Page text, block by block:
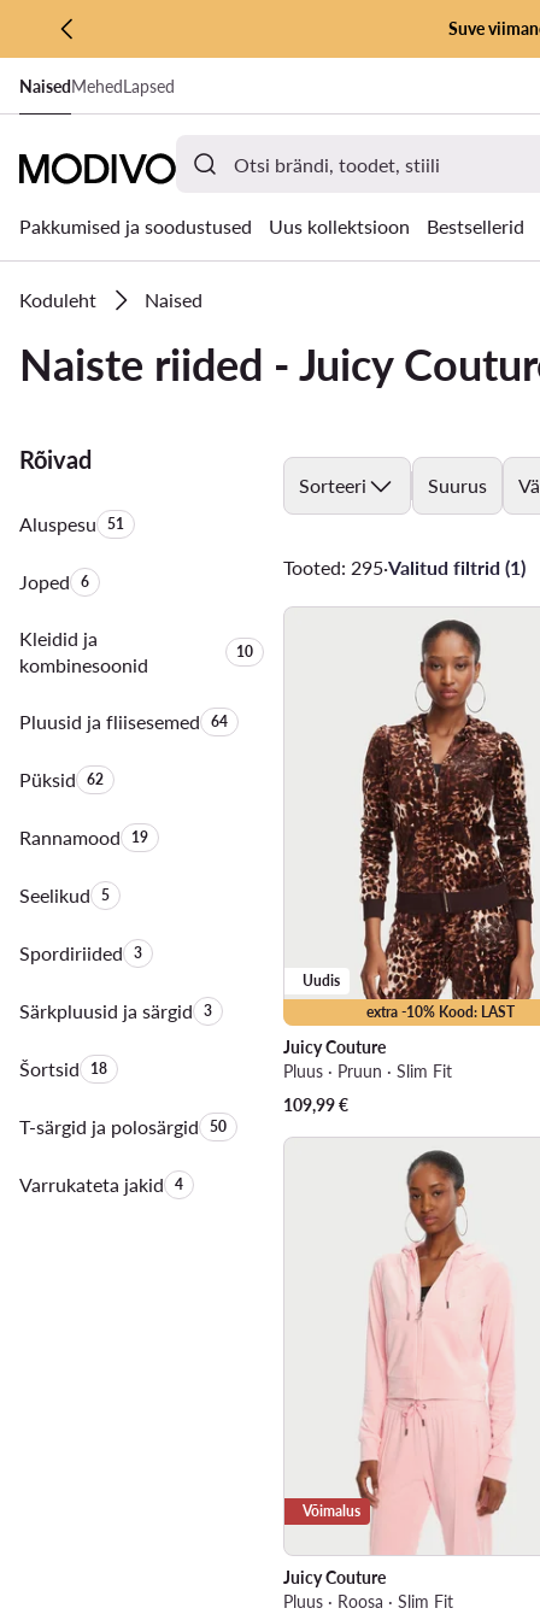
LIIGU PÕHISISU JUURDE
MINE OTSINGUSSE
Suve
NaisedMehedLapsed
Pakkumised ja soodustused Uus kollektsioon Bestsellerid
Koduleht Naised
Naiste riided - Juicy
Rõivad
AluspesuToodete arv:
51
JopedToodete arv:
6
Kleidid ja
kombinesoonid
Toodete arv:
10
Pluusid ja fliisesemedToodete arv:
64
PüksidToodete arv:
62
RannamoodToodete arv:
19
SeelikudToodete arv:
5
SpordiriidedToodete arv:
3
Särkpluusid ja särgidToodete arv:
3
ŠortsidToodete arv:
18
T-särgid ja polosärgidToodete arv:
50
Varrukateta jakidToodete arv:
4
Sorteeri Suurus
Tooted: 295·Valitud filtrid (1)
extra -10% Kood: LAST
Uudis
Juicy Couture
Pluus · Pruun · Slim Fit
109,99€
Võimalus
Juicy Couture
Pluus · Roosa · Slim Fit